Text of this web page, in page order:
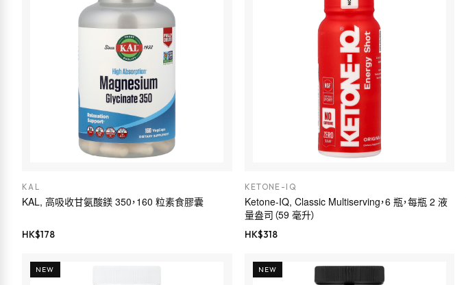
KAL
KAL, 高吸收甘氨酸鎂 350，160 粒素食膠囊
HK$178
KETONE-IQ
Ketone-IQ, Classic Multiserving，6 瓶，每瓶 2 液
量盎司（59 毫升）
HK$318
NEW NEW